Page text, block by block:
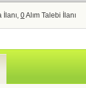
İlanı, 0Alım Talebi İlanı